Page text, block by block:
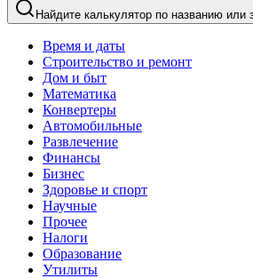
Найдите калькулятор по названию или
Время и даты
Строительство и ремонт
Дом и быт
Математика
Конвертеры
Автомобильные
Развлечение
Финансы
Бизнес
Здоровье и спорт
Научные
Прочее
Налоги
Образование
Утилиты